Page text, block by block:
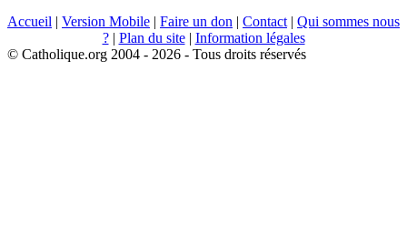
Accueil | Version Mobile | Faire un don | Contact | Qui sommes nous
?| Plan du site| Information légales
© Catholique.org 2004 - 2026 - Tous droits réservés